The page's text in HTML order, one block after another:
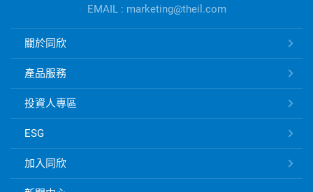
訊
EMAIL : marketing@theil.com
子
速
結
關於同欣
產品服務
投資人專區
ESG
加入同欣